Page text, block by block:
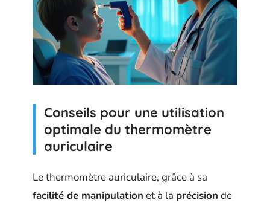
Conseils pour une utilisation
optimale du thermomètre
auriculaire
Le thermomètre auriculaire, grâce à sa
facilité de manipulation et à la précision de